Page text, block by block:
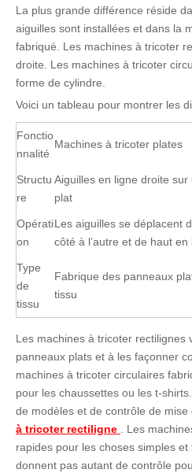
La plus grande différence réside
aiguilles sont installées et dans la
fabriqué. Les machines à tricoter
droite. Les machines à tricoter
forme de cylindre.
Voici un tableau pour montrer les
Fonctio
nnalité
Machines à tricoter plates
Structu
re
Aiguilles en ligne droite sur
plat
Opérati
on
Les aiguilles se déplacent
côté à l’autre et de haut en
Type
de
tissu
Fabrique des panneaux
tissu
Les machines à tricoter rectilignes
panneaux plats et à les façonner
machines à tricoter circulaires
pour les chaussettes ou les t-
de modèles et de contrôle de mise
à tricoter rectiligne . Les
rapides pour les choses simples
donnent pas autant de contrôle